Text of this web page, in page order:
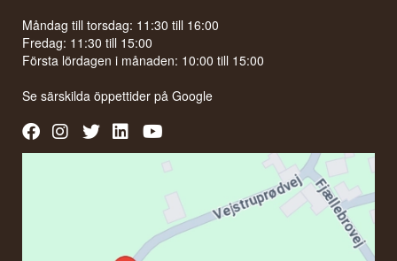
Visste du att?
Julserien började 2011, och 2021-utgåvan var
dess fortsatt traditionen varje enskilt år utan att
Se hela vårt sortiment av
Se hela vårt sortiment avDouglas Laing
Måndag till torsdag: 11:30 till 16:00
Fredag: 11:30 till 15:00
Första lördagen i månaden: 10:00 till 15:00
Se särskilda öppettider påGoogle